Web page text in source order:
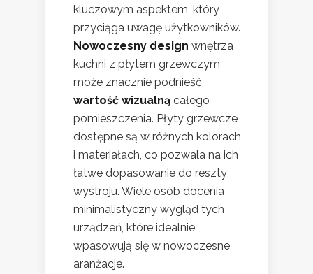
kluczowym aspektem, który
przyciąga uwagę użytkowników.
Nowoczesny design wnętrza
kuchni z płytem grzewczym
może znacznie podnieść
wartość wizualną całego
pomieszczenia. Płyty grzewcze
dostępne są w różnych kolorach
i materiałach, co pozwala na ich
łatwe dopasowanie do reszty
wystroju. Wiele osób docenia
minimalistyczny wygląd tych
urządzeń, które idealnie
wpasowują się w nowoczesne
aranżacje.